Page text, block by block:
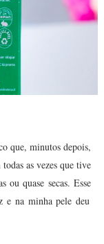
que, minutos depois,
as vezes que tive
ou quase secas. Esse
e na minha pele deu